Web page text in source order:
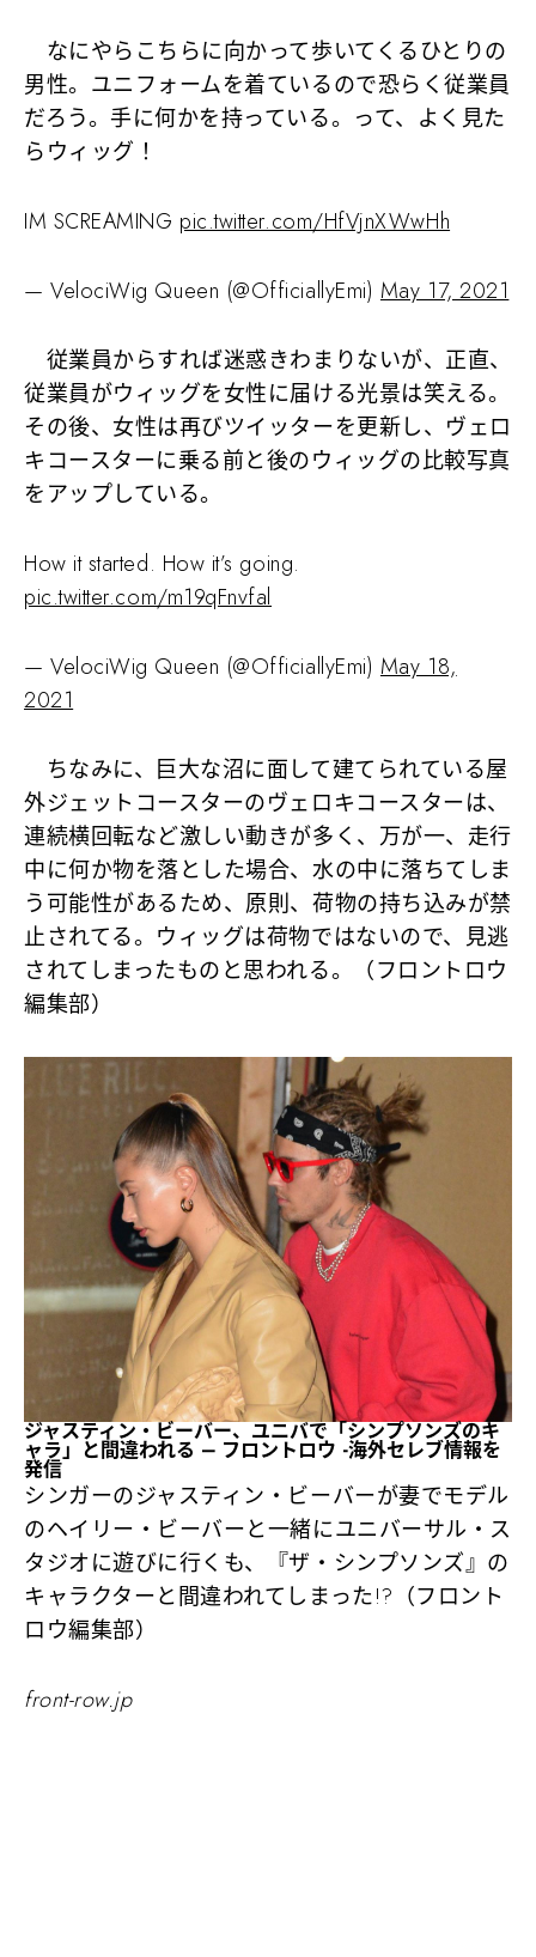
なにやらこちらに向かって歩いてくるひとりの
男性。ユニフォームを着ているので恐らく従業員
だろう。手に何かを持っている。って、よく見た
らウィッグ！
IM SCREAMING pic.twitter.com/HfVjnXWwHh
— VelociWig Queen (@OfficiallyEmi) May 17, 2021
従業員からすれば迷惑きわまりないが、正直、
従業員がウィッグを女性に届ける光景は笑える。
その後、女性は再びツイッターを更新し、ヴェロ
キコースターに乗る前と後のウィッグの比較写真
をアップしている。
How it started. How it’s going.
pic.twitter.com/m19qFnvfal
— VelociWig Queen (@OfficiallyEmi) May 18,
2021
ちなみに、巨大な沼に面して建てられている屋
外ジェットコースターのヴェロキコースターは、
連続横回転など激しい動きが多く、万が一、走行
中に何か物を落とした場合、水の中に落ちてしま
う可能性があるため、原則、荷物の持ち込みが禁
止されてる。ウィッグは荷物ではないので、見逃
されてしまったものと思われる。（フロントロウ
編集部）
ジャスティン・ビーバー、ユニバで「シンプソンズのキ
ャラ」と間違われる – フロントロウ -海外セレブ情報を
発信
シンガーのジャスティン・ビーバーが妻でモデル
のヘイリー・ビーバーと一緒にユニバーサル・ス
タジオに遊びに行くも、『ザ・シンプソンズ』の
キャラクターと間違われてしまった!?（フロント
ロウ編集部）
front-row.jp